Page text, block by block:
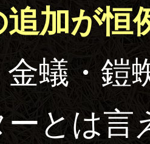
追加が恒
金蟻・鎧
ーとは言